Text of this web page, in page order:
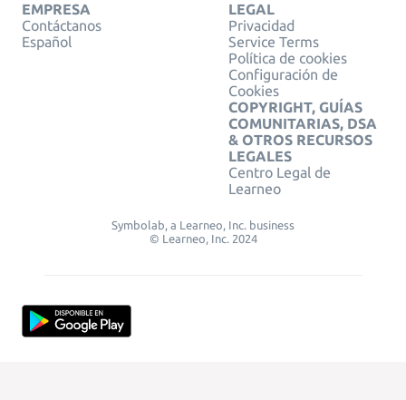
EMPRESA
Contáctanos
Español
LEGAL
Privacidad
Service Terms
Política de cookies
Configuración de
Cookies
COPYRIGHT, GUÍAS
COMUNITARIAS, DSA
& OTROS RECURSOS
LEGALES
Centro Legal de
Learneo
Symbolab, a Learneo, Inc. business
© Learneo, Inc. 2024